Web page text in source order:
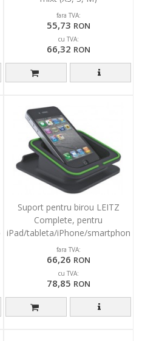
fara TVA:
55,73 RON
cu TVA:
66,32 RON
Suport pentru birou LEITZ
Complete, pentru
iPad/tableta/iPhone/smartphone
- negru
fara TVA:
66,26 RON
cu TVA:
78,85 RON